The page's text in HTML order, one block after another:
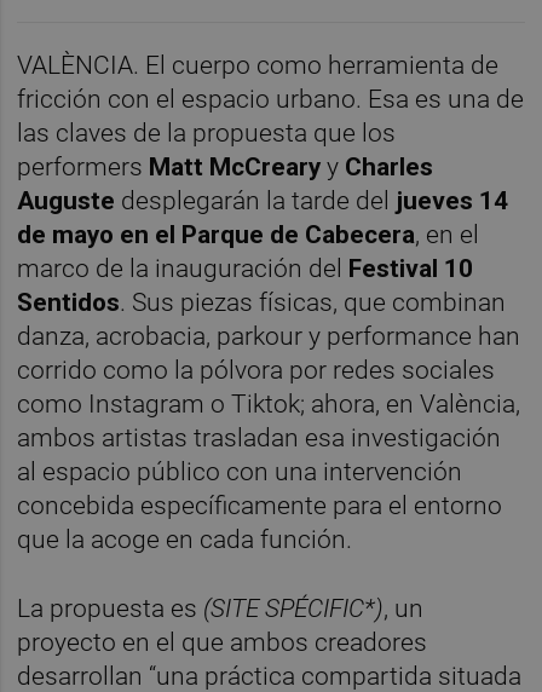
VALÈNCIA. El cuerpo como herramienta de
fricción con el espacio urbano. Esa es una de
las claves de la propuesta que los
performers Matt McCreary y Charles
Auguste desplegarán la tarde del jueves 14
de mayo en el Parque de Cabecera, en el
marco de la inauguración del Festival 10
Sentidos. Sus piezas físicas, que combinan
danza, acrobacia, parkour y performance han
corrido como la pólvora por redes sociales
como Instagram o Tiktok; ahora, en València,
ambos artistas trasladan esa investigación
al espacio público con una intervención
concebida específicamente para el entorno
que la acoge en cada función.
La propuesta es (SITE SPÉCIFIC*), un
proyecto en el que ambos creadores
desarrollan “una práctica compartida situada